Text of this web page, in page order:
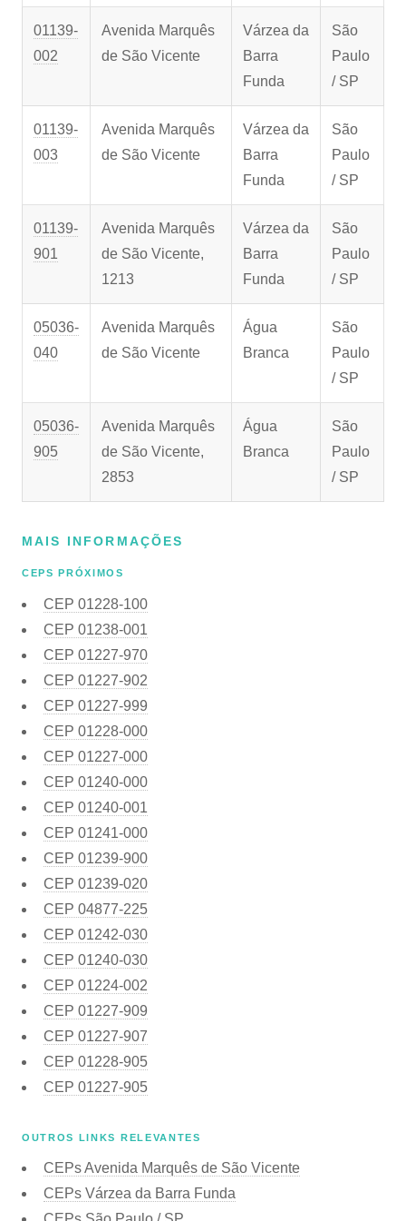
01139-
002
Avenida Marquês
de São Vicente
Várzea da
Barra
Funda
São
Paulo
/ SP
01139-
003
Avenida Marquês
de São Vicente
Várzea da
Barra
Funda
São
Paulo
/ SP
01139-
901
Avenida Marquês
de São Vicente,
1213
Várzea da
Barra
Funda
São
Paulo
/ SP
05036-
040
Avenida Marquês
de São Vicente
Água
Branca
São
Paulo
/ SP
05036-
905
Avenida Marquês
de São Vicente,
2853
Água
Branca
São
Paulo
/ SP
MAIS INFORMAÇÕES
CEPS PRÓXIMOS
CEP 01228-100
CEP 01238-001
CEP 01227-970
CEP 01227-902
CEP 01227-999
CEP 01228-000
CEP 01227-000
CEP 01240-000
CEP 01240-001
CEP 01241-000
CEP 01239-900
CEP 01239-020
CEP 04877-225
CEP 01242-030
CEP 01240-030
CEP 01224-002
CEP 01227-909
CEP 01227-907
CEP 01228-905
CEP 01227-905
OUTROS LINKS RELEVANTES
CEPs Avenida Marquês de São Vicente
CEPs Várzea da Barra Funda